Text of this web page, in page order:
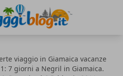
viaggio in Giamaica vacanze
7 giorni a Negril in Giamaica.